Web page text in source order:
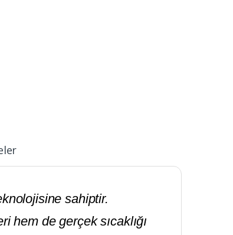
sahiptir.
hem de gerçek sıcaklığı